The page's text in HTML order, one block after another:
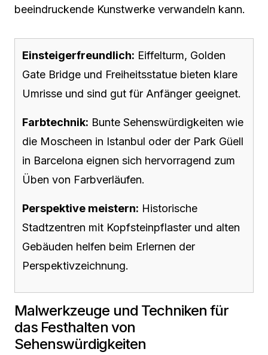
beeindruckende Kunstwerke verwandeln kann.
Einsteigerfreundlich: Eiffelturm, Golden
Gate Bridge und Freiheitsstatue bieten klare
Umrisse und sind gut für Anfänger geeignet.
Farbtechnik: Bunte Sehenswürdigkeiten wie
die Moscheen in Istanbul oder der Park Güell
in Barcelona eignen sich hervorragend zum
Üben von Farbverläufen.
Perspektive meistern: Historische
Stadtzentren mit Kopfsteinpflaster und alten
Gebäuden helfen beim Erlernen der
Perspektivzeichnung.
Malwerkzeuge und Techniken für
das Festhalten von
Sehenswürdigkeiten